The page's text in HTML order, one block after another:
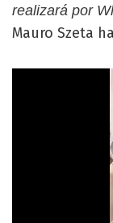
realizará por
Mauro Szeta